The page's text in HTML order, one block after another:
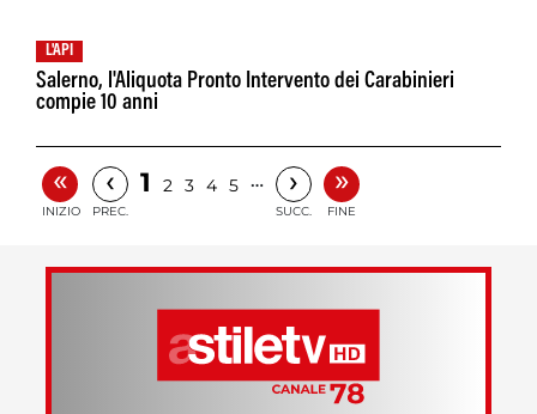
L'API
Salerno, l'Aliquota Pronto Intervento dei Carabinieri
compie 10 anni
«
INIZIO
‹
PREC.
1 2 3 4 5 … ›
SUCC.
»
FINE